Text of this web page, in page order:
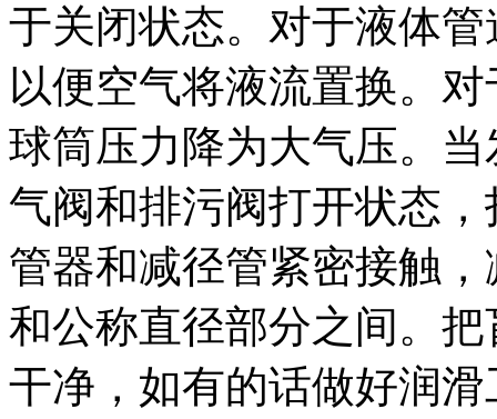
于关闭状态。对于液体
以便空气将液流置换。
球筒压力降为大气压。
气阀和排污阀打开状态
管器和减径管紧密接触
和公称直径部分之间。
干净，如有的话做好润